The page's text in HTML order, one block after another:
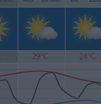
29°C 24°C